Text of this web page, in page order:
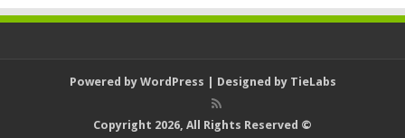
Powered by WordPress | Designed by TieLabs
© Copyright 2026, All Rights Reserved